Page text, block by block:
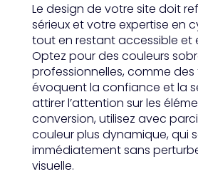
Le design de votre site doit
sérieux et votre expertise en
tout en restant accessible et
Optez pour des couleurs
professionnelles, comme
évoquent la confiance et la
attirer l’attention sur les
conversion, utilisez avec
couleur plus dynamique, qui
immédiatement sans
visuelle.